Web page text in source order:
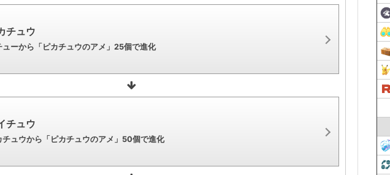
チュウ
ューから「ピカチュウのアメ」25個で進化
チュウ
チュウから「ピカチュウのアメ」50個で進化